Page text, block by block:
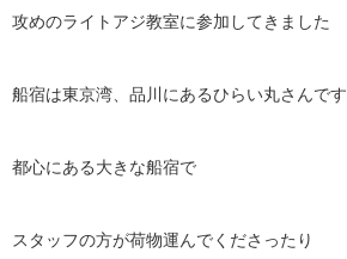
攻めのライトアジ教室に参加してきました
船宿は東京湾、品川にあるひらい丸さんです
都心にある大きな船宿で
スタッフの方が荷物運んでくださったり